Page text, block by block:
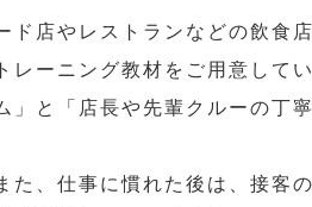
ド店やレストランなどの飲食
ーニング教材をご用意して
」と「店長や先輩クルーの丁
、仕事に慣れた後は、接客